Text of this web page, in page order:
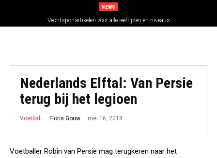
NEWS
Vechtsportartikelen voor alle leeftijden en niveaus
Nederlands Elftal: Van Persie
terug bij het legioen
Voetbal Floris Gouw mei 16, 2018
Voetballer Robin van Persie mag terugkeren naar het